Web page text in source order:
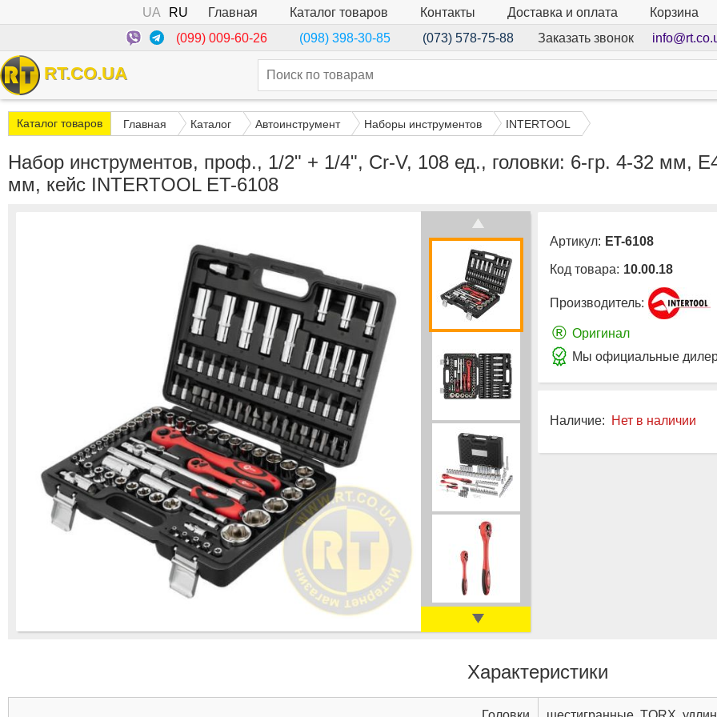
UA RU Главная Каталог товаров Контакты Доставка и оплата Корзина
(099) 009-60-26
(098) 398-30-85 (073) 578-75-88 Заказать звонок
RT.CO.UA
Каталог товаров Главная Каталог Автоинструмент Наборы инструментов INTERTOOL
Набор инструментов, проф., 1/2" + 1/4", Cr-V, 108 ед., головки: 6-гр. 4-32 мм,
мм, кейс INTERTOOL ET-6108
Артикул: ET-6108
Код товара: 10.00.18
Производитель:
® Оригинал
Мы официальные
Наличие: Нет в наличии
Характеристики